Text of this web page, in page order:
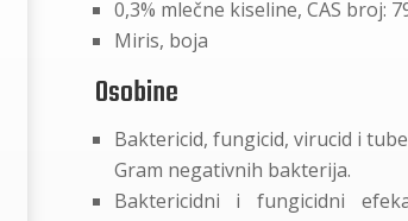
0,3% mlečne kiseline, CAS broj:
Miris, boja
Osobine
Baktericid, fungicid, virucid i
Gram negativnih bakterija.
Baktericidni i fungicidni